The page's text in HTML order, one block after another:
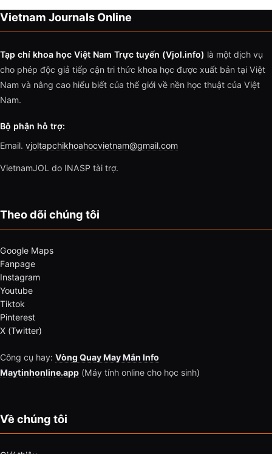
Vietnam Journals Online
Tạp chí khoa học Việt Nam Trực tuyến (Vjol.info) là một dịch vụ
cho phép độc giả tiếp cận tri thức khoa học được xuất bản tại Việt
Nam và nâng cao hiểu biết của thế giới về nền học thuật của Việt
Nam.
Bộ phận hỗ trợ:
Email. vjoltapchikhoahocvietnam@gmail.com
VietnamJOL do INASP tài trợ.
Theo dõi chúng tôi
Google Maps
Fanpage
Instagram
Youtube
Tiktok
Pinterest
X (Twitter)
Công cụ hay: Vòng Quay May Mắn Info
Maytinhonline.app (Máy tính online cho học sinh)
Về chúng tôi